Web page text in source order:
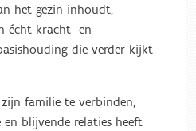
het gezin inhoudt,
écht kracht- en
die verder kijkt
familie te verbinden,
blijvende relaties heeft